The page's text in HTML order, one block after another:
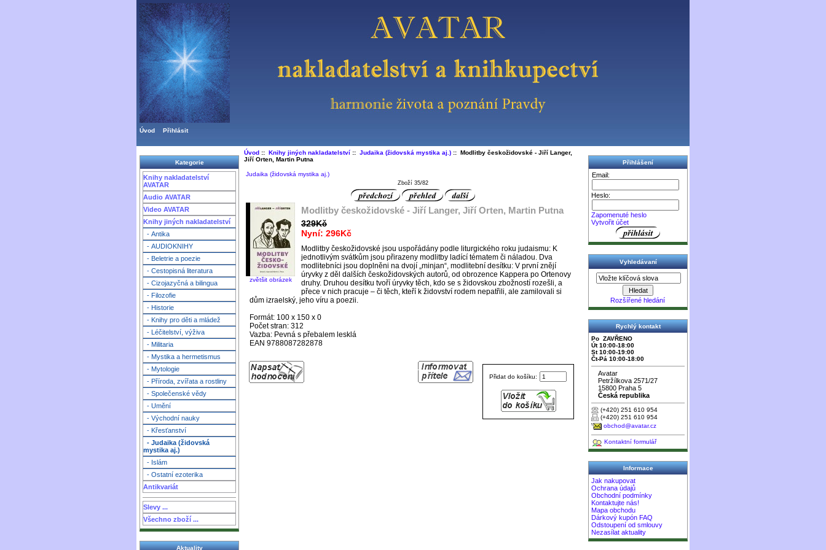
Úvod Přihlásit
Kategorie
Knihy nakladatelství
AVATAR
Audio AVATAR
Video AVATAR
Knihy jiných nakladatelství
- Antika
- AUDIOKNIHY
- Beletrie a poezie
- Cestopisná literatura
- Cizojazyčná a bilingua
- Filozofie
- Historie
- Knihy pro děti a mládež
- Léčitelství, výživa
- Militaria
- Mystika a hermetismus
- Mytologie
- Příroda, zvířata a rostliny
- Společenské vědy
- Umění
- Východní nauky
- Křesťanství
- Judaika (židovská
mystika aj.)
- Islám
- Ostatní ezoterika
Antikvariát
Slevy ...
Všechno zboží ...
Aktuality
Úvod:: Knihy jiných nakladatelství:: Judaika (židovská mystika aj.):: Modlitby českožidovské - Jiří Langer,
Jiří Orten, Martin Putna
Judaika (židovská mystika aj.)
Zboží 35/82
zvětšit obrázek
Modlitby českožidovské - Jiří Langer, Jiří Orten, Martin Putna
329Kč
Nyní: 296Kč
Modlitby českožidovské jsou uspořádány podle liturgického roku judaismu: K
jednotlivým svátkům jsou přirazeny modlitby ladící tématem či náladou. Dva
modlitebníci jsou doplněni na dvojí „minjan“, modlitební desítku: V první znějí
úryvky z děl dalších českožidovských autorů, od obrozence Kappera po Ortenovy
druhy. Druhou desítku tvoří úryvky těch, kdo se s židovskou zbožností rozešli, a
přece v nich pracuje – či těch, kteří k židovství rodem nepatřili, ale zamilovali si
dům izraelský, jeho víru a poezii.
Formát: 100 x 150 x 0
Počet stran: 312
Vazba: Pevná s přebalem lesklá
EAN 9788087282878
Přidat do košíku:
Přihlášení
Email:
Heslo:
Zapomenuté heslo
Vytvořit účet
Vyhledávaní
Rozšířené hledání
Rychlý kontakt
Po ZAVŘENO
Út 10:00-18:00
St 10:00-19:00
Čt-Pá 10:00-18:00
Avatar
Petržílkova 2571/27
15800 Praha 5
Česká republika
(+420) 251 610 954
(+420) 251 610 954
obchod@avatar.cz
Kontaktní formulář
Informace
Jak nakupovat
Ochrana údajů
Obchodní podmínky
Kontaktujte nás!
Mapa obchodu
Dárkový kupón FAQ
Odstoupení od smlouvy
Nezasílat aktuality